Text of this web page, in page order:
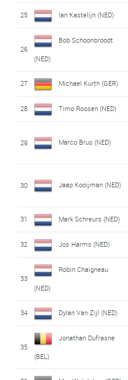
25 Ian Kastelijn (NED)
26
Bob Schoonbroodt
(NED)
27 Michael Kurth (GER)
28 Timo Roosen (NED)
29 Marco Brus (NED)
30 Jaap Kooijman (NED)
31 Mark Schreurs (NED)
32 Jos Harms (NED)
33
Robin Chaigneau
(NED)
34 Dylan Van Zijl (NED)
35
Jonathan Dufrasne
(BEL)